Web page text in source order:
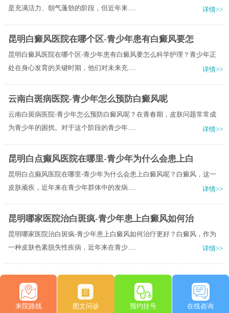
是充满活力、朝气蓬勃的阶段，但近年来.....
详情>>
昆明白癜风医院在哪个区-青少年患有白癜风要怎
昆明白癜风医院在哪个区-青少年患有白癜风要怎么科学护理？青少年正
处在身心发育的关键时期，他们对未来充.....
详情>>
云南白斑病医院-青少年怎么预防白癜风呢
云南白斑病医院-青少年怎么预防白癜风呢？在青春期，皮肤问题常常成
为青少年的困扰。对于这个阶段的青少年.....
详情>>
昆明白点癫风医院在哪里-青少年为什么会患上白
昆明白点癫风医院在哪里-青少年为什么会患上白癜风呢？白癜风，这一
皮肤顽疾，近年来在青少年群体中的发病.....
详情>>
昆明哪家医院治白斑疯-青少年患上白癜风如何治
昆明哪家医院治白斑疯-青少年患上白癜风如何治疗更好？白癜风，作为
一种皮肤色素脱失性疾病，近年来在青少.....
详情>>
来院路线 图文问诊 预约挂号 在线咨询